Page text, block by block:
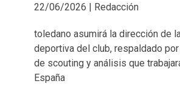
22/06/2026 | Redacción
toledano asumirá la dirección de
deportiva del club, respaldado
de scouting y análisis que
España